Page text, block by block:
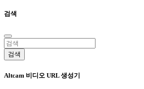
검색
검색
Altcam 비디오 URL 생성기